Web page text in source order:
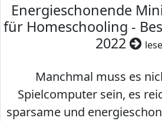
Energieschonende
für Homeschooling -
2022
Manchmal muss es
Spielcomputer sein, es
sparsame und